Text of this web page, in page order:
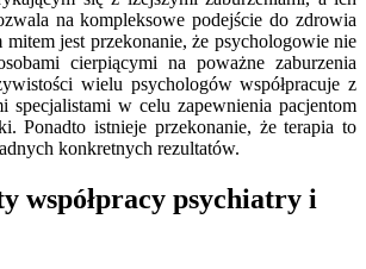
na kompleksowe podejście do zdrowia
jest przekonanie, że psychologowie nie
cierpiącymi na poważne zaburzenia
wielu psychologów współpracuje z
specjalistami w celu zapewnienia pacjentom
Ponadto istnieje przekonanie, że terapia to
konkretnych rezultatów.
współpracy psychiatry i